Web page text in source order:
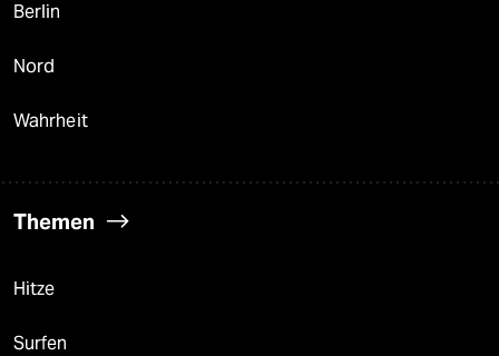
Berlin
Nord
Wahrheit
Themen
Hitze
Surfen